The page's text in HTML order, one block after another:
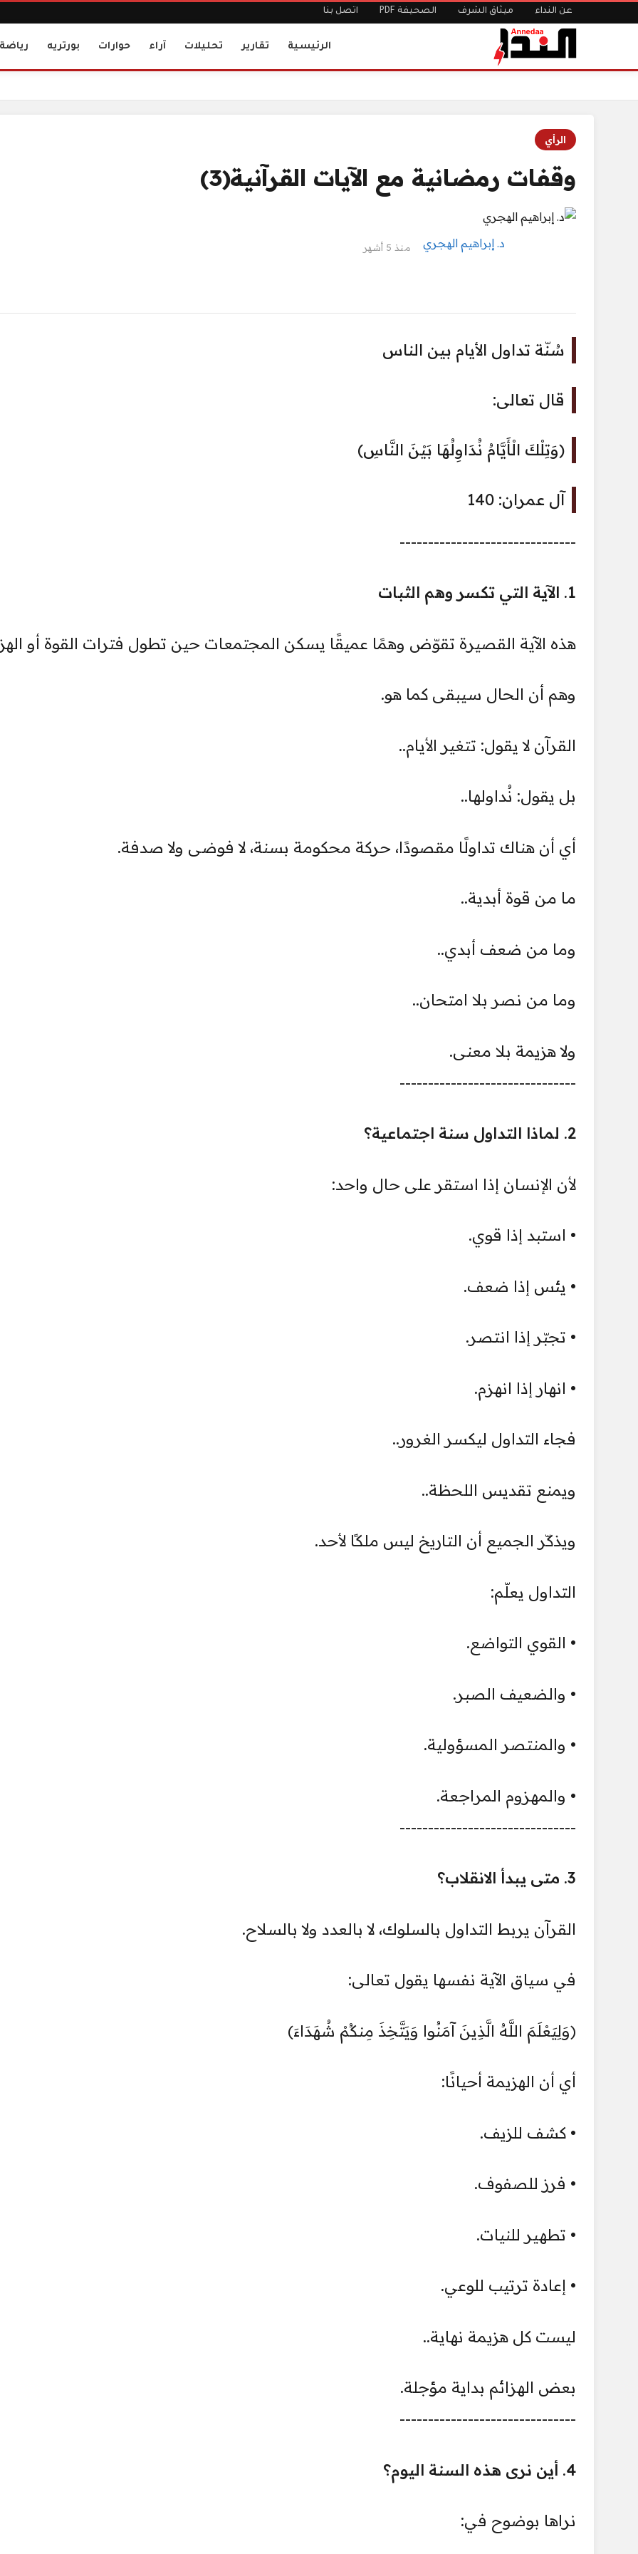
عن النداء ميثاق الشرف الصحيفة PDF اتصل بنا
الرئيسية تقارير تحليلات آراء حوارات بورتريه رياضة
الرأي
وقفات رمضانية مع الآيات القرآنية(3)
د. إبراهيم الهجري منذ 5 أشهر
سُنّة تداول الأيام بين الناس
قال تعالى:
﴿وَتِلْكَ الْأَيَّامُ نُدَاوِلُهَا بَيْنَ النَّاسِ﴾
آل عمران: 140
-------------------------------
1. الآية التي تكسر وهم الثبات
هذه الآية القصيرة تقوّض وهمًا عميقًا يسكن المجتمعات حين تطول فترات القوة أو
وهم أن الحال سيبقى كما هو.
القرآن لا يقول: تتغير الأيام..
بل يقول: نُداولها..
أي أن هناك تداولًا مقصودًا، حركة محكومة بسنة، لا فوضى ولا صدفة.
ما من قوة أبدية..
وما من ضعف أبدي..
وما من نصر بلا امتحان..
ولا هزيمة بلا معنى.
-------------------------------
2. لماذا التداول سنة اجتماعية؟
لأن الإنسان إذا استقر على حال واحد:
• استبد إذا قوي.
• يئس إذا ضعف.
• تجبّر إذا انتصر.
• انهار إذا انهزم.
فجاء التداول ليكسر الغرور..
ويمنع تقديس اللحظة..
ويذكّر الجميع أن التاريخ ليس ملكًا لأحد.
التداول يعلّم:
• القوي التواضع.
• والضعيف الصبر.
• والمنتصر المسؤولية.
• والمهزوم المراجعة.
-------------------------------
3. متى يبدأ الانقلاب؟
القرآن يربط التداول بالسلوك، لا بالعدد ولا بالسلاح.
في سياق الآية نفسها يقول تعالى:
﴿وَلِيَعْلَمَ اللَّهُ الَّذِينَ آمَنُوا وَيَتَّخِذَ مِنكُمْ شُهَدَاءَ﴾
أي أن الهزيمة أحيانًا:
• كشف للزيف.
• فرز للصفوف.
• تطهير للنيات.
• إعادة ترتيب للوعي.
ليست كل هزيمة نهاية..
بعض الهزائم بداية مؤجلة.
-------------------------------
4. أين نرى هذه السنة اليوم؟
نراها بوضوح في: